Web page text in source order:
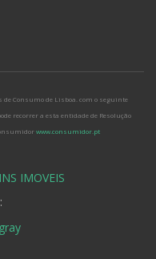
de Consumo de Lisboa. com o seguinte
recorrer a esta entidade de Resolução
www.consumidor.pt
IMOVEIS